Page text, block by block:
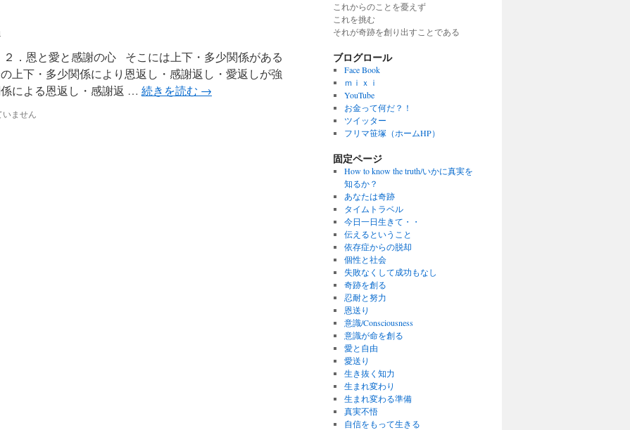
２．恩と愛と感謝の心 そこには上下・多少関係がある
上下・多少関係により恩返し・感謝返し・愛返しが強
による恩返し・感謝返 … 続きを読む →
いません
これからのことを憂えず
これを挑む
それが奇跡を創り出すことである
ブログロール
Face Book
ｍｉｘｉ
YouTube
お金って何だ？！
ツイッター
フリマ笹塚（ホームHP）
固定ページ
How to know the truth/いかに真実を
知るか？
あなたは奇跡
タイムトラベル
今日一日生きて・・
伝えるということ
依存症からの脱却
個性と社会
失敗なくして成功もなし
奇跡を創る
忍耐と努力
恩送り
意識/Consciousness
意識が命を創る
愛と自由
愛送り
生き抜く知力
生まれ変わり
生まれ変わる準備
真実不悟
自信をもって生きる